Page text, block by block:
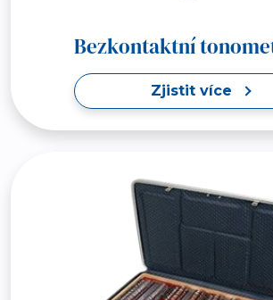
Bezkontaktní
Zjistit více